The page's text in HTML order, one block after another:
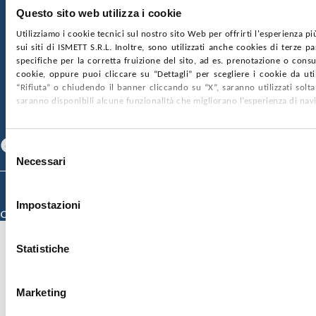
Questo sito web utilizza i cookie
Utilizziamo i cookie tecnici sul nostro sito Web per offrirti l'esperienza
sui siti di ISMETT S.R.L. Inoltre, sono utilizzati anche cookies di terze
specifiche per la corretta fruizione del sito, ad es. prenotazione o
cookie, oppure puoi cliccare su “Dettagli” per scegliere i cookie da
“Rifiuta” o chiudendo il banner cliccando su “X”, saranno utilizzati
saranno disponibili alcune funzionalità che migliorano l’esperienza di
Selezione
delNecessari
Impostazioni
Statistiche
Marketing
nr. REA PA-201818 P.I. 04544550827
SOCIETÀ TRASPARENTE WHISTLEBLOWING
GARE E CONTRATTIPRIVACYCOOKIE POLICY
SOSTIENICIMAPPA DEL SITOACCESSIBILITÀ
CONTATTI
Specializzazione)
Credits